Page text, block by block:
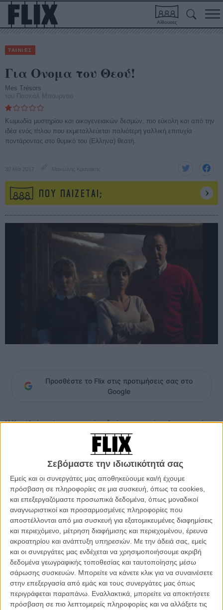
Σεβόμαστε την ιδιωτικότητά σας
Εμείς και οι συνεργάτες μας αποθηκεύουμε και/ή έχουμε
πρόσβαση σε πληροφορίες σε μια συσκευή, όπως τα cookies,
και επεξεργαζόμαστε προσωπικά δεδομένα, όπως μοναδικοί
αναγνωριστικοί και προσαρμοσμένες πληροφορίες που
αποστέλλονται από μια συσκευή για εξατομικευμένες διαφημίσεις
και περιεχόμενο, μέτρηση διαφήμισης και περιεχομένου, έρευνα
ακροατηρίου και ανάπτυξη υπηρεσιών. Με την άδειά σας, εμείς
και οι συνεργάτες μας ενδέχεται να χρησιμοποιήσουμε ακριβή
δεδομένα γεωγραφικής τοποθεσίας και ταυτοποίησης μέσω
σάρωσης συσκευών. Μπορείτε να κάνετε κλικ για να συναινέσετε
στην επεξεργασία από εμάς και τους συνεργάτες μας όπως
περιγράφεται παραπάνω. Εναλλακτικά, μπορείτε να αποκτήσετε
πρόσβαση σε πιο λεπτομερείς πληροφορίες και να αλλάξετε τις
Αίθουσες
ΤΑΙΝΙΕΣ
Για Ονομα του Θεού!
Mes Trésors
του Πασκάλ Μπουρντιό
Κωμωδία μυστηρίου και οικογενειακών δεσμών, πιο εύκολη και από την
ιδέα ενός τίτλου που εκμεταλλεύεται παλιότερη γαλλική επιτυχία
ποντάροντας στο θυμικό του (Ελληνα) θεατή.
30 Μάι 2017 Μανώλης Κρανάκης
ΠΟΥ ΠΑΙΖΕΤΑΙ;
Προσθέστε το Flix στις προτιμήσεις σας στο
Google
Η Καρόλ είναι μία εσωστρεφής ειδικός εφαρμογών πληροφορικής,
που ακόμα ζει με τη μητέρα της. Η Καρολίν είναι μία αυθάδης
κλέφτρα, που συχνάζει στα πολυτελή ξενοδοχεία της Γαλλικής
Ριβιέρας. Οι δύο νεαρές γυναίκες δεν γνωρίζουν η μία την άλλη, ούτε
έχουν τίποτα κοινό. Τίποτα, επειδή ο πατέρας τους έφυγε πριν τη
γέννησή τους και δεν τον είδαν ξανά ποτέ. Μέχρι τη στιγμή που ο
Πατρίκ… εμφανίζεται και πάλι! Ο διεθνώς καταζητούμενος κλέφτης,
μετά από ένα σχεδόν θανατηφόρο περιστατικό, αποφασίζει να
αναπληρώσει τον χαμένο χρόνο με τις κόρες του, συναντώντας τις
για ένα κοινό σκοπό: την κλοπή ενός βιολιού Στραντιβάριους, αξίας
15.000.000 δολαρίων. Ανάμεσα σε γκάφες, τον ερασιτεχνισμό και
τους διαπληκτισμούς μεταξύ τον κορών του, ο Πατρίκ θα αντιληφθεί
πως αυτή του η επιστροφή είναι κάθε άλλο παρά εύκολη…
Στην πραγματικότητα, ό,τι τίτλο και να δώσεις στο «Mes Tresors»
(που μεταφράζεται «Θησαυροί Μου» και είναι η προσφώνηση του
απατεώνα πρωταγωνιστή στις κόρες που δεν γνώρισε ποτέ) δεν
μπορείς να αποδόσεις τίμια το περιεχόμενό της.